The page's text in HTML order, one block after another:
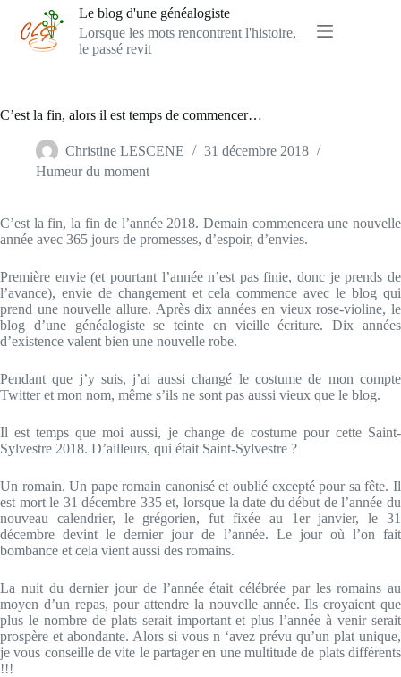
contenu
Le blog d'une généalogiste
Lorsque les mots rencontrent l'histoire,
le passé revit
C’est la fin, alors il est temps de commencer…
Christine LESCENE
31 décembre 2018
Humeur du moment
C’est la fin, la fin de l’année 2018. Demain commencera une nouvelle
année avec 365 jours de promesses, d’espoir, d’envies.
Première envie (et pourtant l’année n’est pas finie, donc je prends de
l’avance), envie de changement et cela commence avec le blog qui
prend une nouvelle allure. Après dix années en vieux rose-violine, le
blog d’une généalogiste se teinte en vieille écriture. Dix années
d’existence valent bien une nouvelle robe.
Pendant que j’y suis, j’ai aussi changé le costume de mon compte
Twitter et mon nom, même s’ils ne sont pas aussi vieux que le blog.
Il est temps que moi aussi, je change de costume pour cette Saint-
Sylvestre 2018. D’ailleurs, qui était Saint-Sylvestre ?
Un romain. Un pape romain canonisé et oublié excepté pour sa fête. Il
est mort le 31 décembre 335 et, lorsque la date du début de l’année du
nouveau calendrier, le grégorien, fut fixée au 1er janvier, le 31
décembre devint le dernier jour de l’année. Le jour où l’on fait
bombance et cela vient aussi des romains.
La nuit du dernier jour de l’année était célébrée par les romains au
moyen d’un repas, pour attendre la nouvelle année. Ils croyaient que
plus le nombre de plats serait important et plus l’année à venir serait
prospère et abondante. Alors si vous n ‘avez prévu qu’un plat unique,
je vous conseille de vite le partager en une multitude de plats différents
!!!